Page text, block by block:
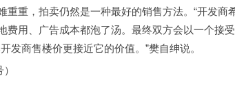
重重，拍卖仍然是一种最好的销售方法。“开发商
用、广告成本都泡了汤。最终双方会以一个接
发商售楼价更接近它的价值。”樊自绅说。